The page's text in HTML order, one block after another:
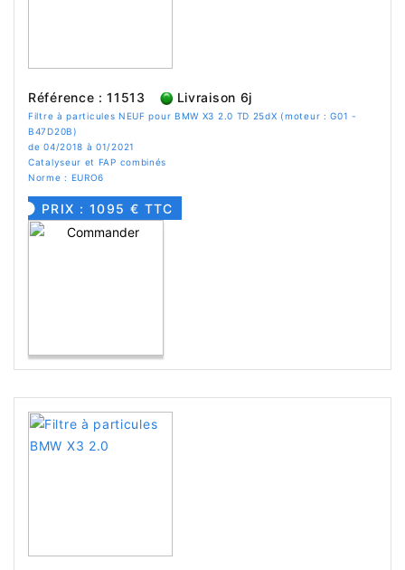
Référence : 11513 Livraison 6j
Filtre à particules NEUF pour BMW X3 2.0 TD 25dX (moteur : G01 -
B47D20B)
de 04/2018 à 01/2021
Catalyseur et FAP combinés
Norme : EURO6
PRIX : 1095 € TTC